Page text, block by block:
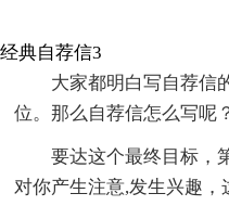
经典自荐信3
大家都明白写自荐信
位。那么自荐信怎么写呢
要达这个最终目标，
对你产生注意,发生兴趣